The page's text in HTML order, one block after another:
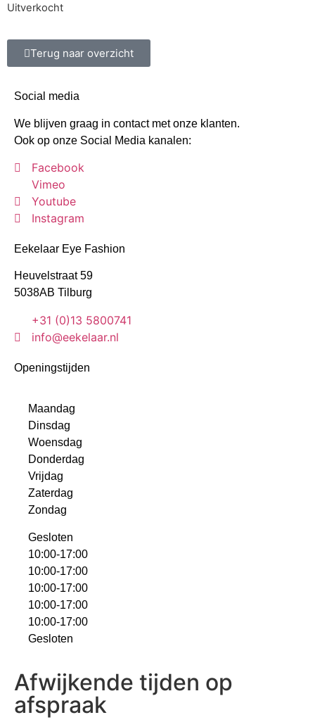
Uitverkocht
Terug naar overzicht
Social media
We blijven graag in contact met onze klanten.
Ook op onze Social Media kanalen:
Facebook
Vimeo
Youtube
Instagram
Eekelaar Eye Fashion
Heuvelstraat 59
5038AB Tilburg
+31 (0)13 5800741
info@eekelaar.nl
Openingstijden
Maandag
Dinsdag
Woensdag
Donderdag
Vrijdag
Zaterdag
Zondag
Gesloten
10:00-17:00
10:00-17:00
10:00-17:00
10:00-17:00
10:00-17:00
Gesloten
Afwijkende tijden op
afspraak